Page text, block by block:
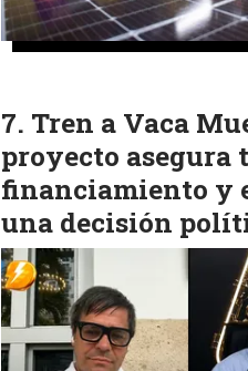
Tren a Vaca
proyecto asegura
financiamiento y
una decisión